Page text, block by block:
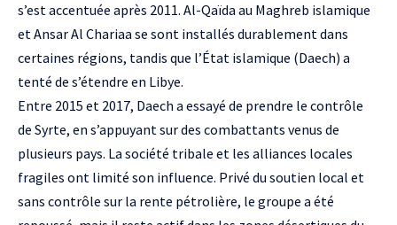
s’est accentuée après 2011. Al-Qaïda au Maghreb islamique
et Ansar Al Chariaa se sont installés durablement dans
certaines régions, tandis que l’État islamique (Daech) a
tenté de s’étendre en Libye.
Entre 2015 et 2017, Daech a essayé de prendre le contrôle
de Syrte, en s’appuyant sur des combattants venus de
plusieurs pays. La société tribale et les alliances locales
fragiles ont limité son influence. Privé du soutien local et
sans contrôle sur la rente pétrolière, le groupe a été